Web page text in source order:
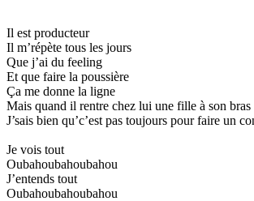
Il est producteur
Il m’répète tous les jours
Que j’ai du feeling
Et que faire la poussière
Ça me donne la ligne
Mais quand il rentre chez lui une fille à son bras
J’sais bien qu’c’est pas toujours pour faire un
Je vois tout
Oubahoubahoubahou
J’entends tout
Oubahoubahoubahou